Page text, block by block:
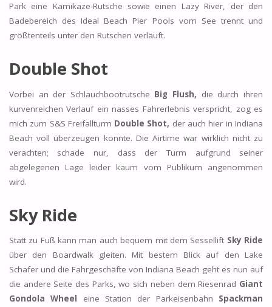
Park eine Kamikaze-Rutsche sowie einen Lazy River, der den
Badebereich des Ideal Beach Pier Pools vom See trennt und
größtenteils unter den Rutschen verläuft.
Double Shot
Vorbei an der Schlauchbootrutsche Big Flush, die durch ihren
kurvenreichen Verlauf ein nasses Fahrerlebnis verspricht, zog es
mich zum S&S Freifallturm Double Shot, der auch hier in Indiana
Beach voll überzeugen konnte. Die Airtime war wirklich nicht zu
verachten; schade nur, dass der Turm aufgrund seiner
abgelegenen Lage leider kaum vom Publikum angenommen
wird.
Sky Ride
Statt zu Fuß kann man auch bequem mit dem Sessellift Sky Ride
über den Boardwalk gleiten. Mit bestem Blick auf den Lake
Schafer und die Fahrgeschäfte von Indiana Beach geht es nun auf
die andere Seite des Parks, wo sich neben dem Riesenrad Giant
Gondola Wheel eine Station der Parkeisenbahn Spackman